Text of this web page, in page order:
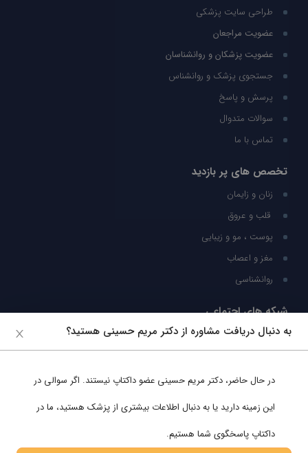
طراحی سایت پزشکی
عضویت مراجعان
عضویت پزشکان و روانشناسان
جستجوی پزشک و روانشناس
پرسش و پاسخ
سوالات متدوال
تماس با ما
تخصص های پر بازدید
زنان و زایمان
قلب و عروق
پوست ، مو و زیبایی
مغز و اعصاب
روانشناسی
شبکه های اجتماعی
ما را در شبکه های اجتماعی دنبال کنید
به دنبال دریافت مشاوره از دکتر مریم حسینی هستید؟
در حال حاضر، دکتر مریم حسینی عضو داکتاپ نیستند. اگر سوالی در
این زمینه دارید یا به دنبال اطلاعات بیشتری از پزشک هستید، ما در
داکتاپ پاسخگوی شما هستیم.